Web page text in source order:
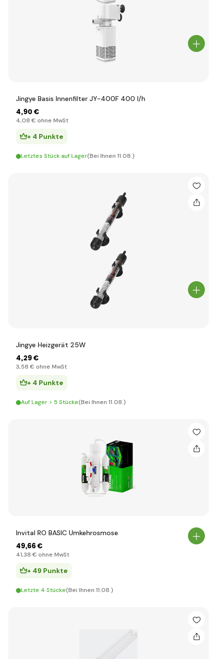
Jingye Basis Innenfilter JY-400F 400 l/h
4,90 €
4,08 € ohne MwSt
+ 4 Punkte
Letztes Stück auf Lager(Bei Ihnen 11.08.)
Jingye Heizgerät 25W
4,29 €
3,58 € ohne MwSt
+ 4 Punkte
Auf Lager > 5 Stücke(Bei Ihnen 11.08.)
Invital RO BASIC Umkehrosmose
49,66 €
41,38 € ohne MwSt
+ 49 Punkte
Letzte 4 Stücke(Bei Ihnen 11.08.)